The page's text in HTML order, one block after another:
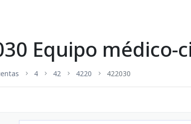
Equipo médico-
4 42 4220 422030